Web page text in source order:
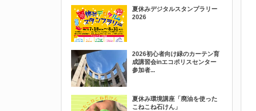
夏休みデジタルスタンプラリー
2026
2026初心者向け緑のカーテン育
成講習会inエコポリスセンター
参加者...
夏休み環境講座「廃油を使った
こねこね石けん」